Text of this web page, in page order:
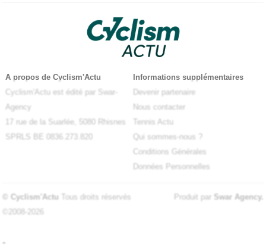
A propos de Cyclism'Actu
Cyclism'Actu est édité par Swar-
Agency
17 rue de la Suarlée, 5080 Rhisnes
SPRLS BE 0836.273.820
Informations supplémentaires
Devenir partenaire
Nous contacter
Tennis Actu
Qui sommes-nous ?
Conditions Générales
Données Personnelles
© Cyclism'Actu Tous droits réservés
©2008-2026
Produit par Swar Agency.
-